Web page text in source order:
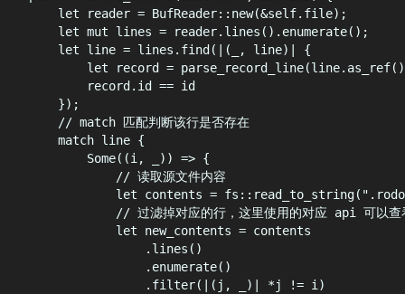
let reader = BufReader:: new(&self. file);
let mut lines = reader. lines (). enumerate();
let line = lines . find (|( , line)|
{
let record = parse_record_line(line. as_ref
record . id == id
});
// match 匹配判断该行是否存在
match line {
Some((i , )) => {
// 读取源文件内容
let contents = fs :: read_to_string( "
// 过滤掉对应的行，这里使用的对应 api 可以
let new_contents = contents
. lines ()
. enumerate()
. filter(|( j , )| *j != i )